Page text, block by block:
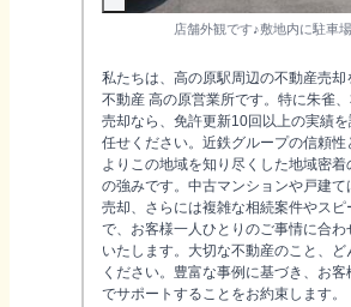
店舗外観です♪敷地内に駐車
私たちは、高の原駅周辺の不動産売却
不動産 高の原営業所です。特に朱雀
売却なら、免許更新10回以上の実績
任せください。近鉄グループの信頼
よりこの地域を知り尽くした地域密
の強みです。中古マンションや戸建
売却、さらには複雑な相続案件やスピ
で、お客様一人ひとりのご事情に合わ
いたします。大切な不動産のこと、
ください。豊富な事例に基づき、お
でサポートすることをお約束します。